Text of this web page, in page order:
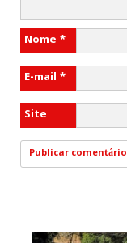
Nome *
E-mail *
Site